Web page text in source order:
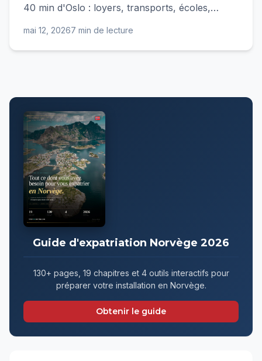
40 min d'Oslo : loyers, transports, écoles,
mai 12, 20267 min de lecture
Guide d'expatriation Norvège 2026
130+ pages, 19 chapitres et 4 outils interactifs pour
préparer votre installation en Norvège.
Obtenir le guide